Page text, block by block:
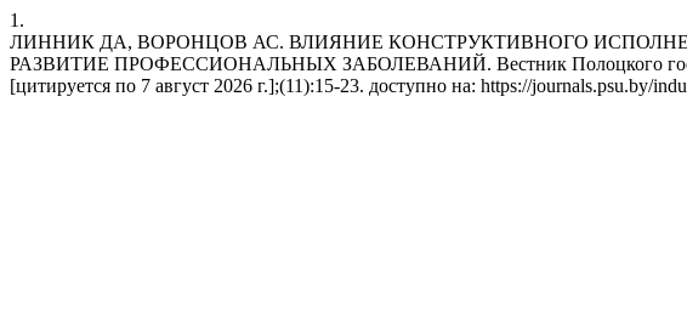
1.
ЛИННИК ДА, ВОРОНЦОВ АС. ВЛИЯНИЕ КОНСТРУКТИВНОГО
РАЗВИТИЕ ПРОФЕССИОНАЛЬНЫХ ЗАБОЛЕВАНИЙ. Вестник Полоцкого
[цитируется по 7 август 2026 г.];(11):15-23. доступно на: https://journals.psu.by/